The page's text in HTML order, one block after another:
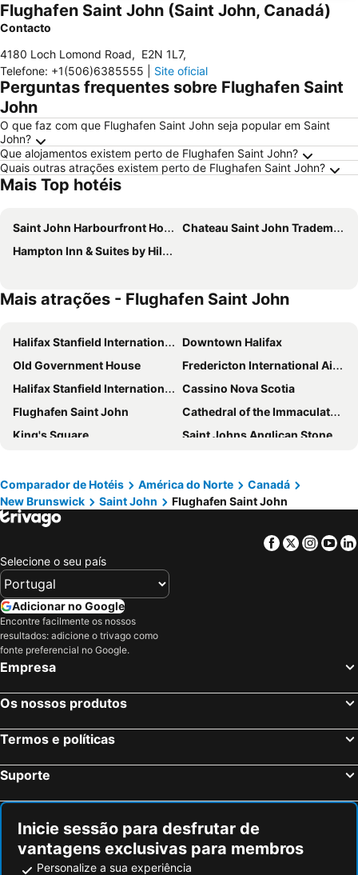
Flughafen Saint John (Saint John, Canadá)
Contacto
4180 Loch Lomond Road, E2N 1L7,
Telefone: +1(506)6385555 Site oficial
Perguntas frequentes sobre Flughafen Saint
John
O que faz com que Flughafen Saint John seja popular em Saint
John?
Que alojamentos existem perto de Flughafen Saint John?
Quais outras atrações existem perto de Flughafen Saint John?
Mais Top hotéis
Saint John Harbourfront Hotel
Chateau Saint John Trademark Collection by Wyndham
Hampton Inn & Suites by Hilton Saint John
Mais atrações - Flughafen Saint John
Halifax Stanfield International Airport
Downtown Halifax
Old Government House
Fredericton International Airport
Halifax Stanfield International Airport
Cassino Nova Scotia
Flughafen Saint John
Cathedral of the Immaculate Conception
King's Square
Saint Johns Anglican Stone Church National Historic Site
Fort Anne National Historic Site of Canada
Fundy National Park
Digby/Annapolis Regional Airport
Regent Mall
Fredericton Convention Centre
Devon Park Baptist Church
Historic Garrison District
Fredericton Indoor Pool
Magic Mountain
Joggins Fossil Cliffs
Peggy's Cove Express
Hartland Covered Bridge National Historic Site
Arrive In Style
Public Gardens
Comparador de Hotéis América do Norte
Canadá
New Brunswick
Saint John Flughafen Saint John
Facebook
Twitter
Selecione o seu país
Adicionar no Google
Encontre facilmente os nossos
resultados: adicione o trivago como
fonte preferencial no Google.
Empresa
Os nossos produtos
Termos e políticas
Suporte
Inicie sessão para desfrutar de
vantagens exclusivas para membros
Personalize a sua experiência